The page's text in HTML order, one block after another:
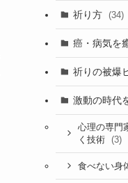
祈り方 (34)
癌・病気を
祈りの被爆
激動の時代
心理の専門
く技術
(3)
食べない身